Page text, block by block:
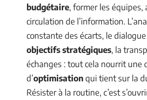
budgétaire, former les équipes,
circulation de l’information.
constante des écarts, le
objectifs stratégiques, la
échanges : tout cela nourrit une
d’optimisationqui tient sur la
Résister à la routine, c’est